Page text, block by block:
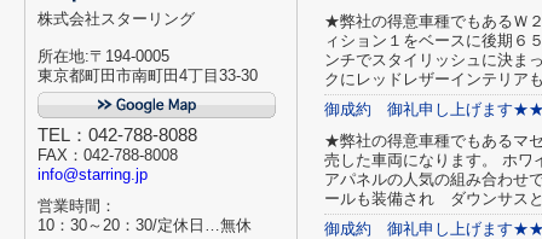
株式会社スターリング
所在地:〒194-0005
東京都町田市南町田4丁目33-30
TEL：042-788-8088
FAX：042-788-8008
info@starring.jp
営業時間：
10：30～20：30/定休日…無休
★弊社の得意車種でもある
ィション１をベースに後期６
ンチでスタイリッシュに決ま
クにレッドレザーインテリア
御成約 御礼申し上げます
★弊社の得意車種でもあるマ
売した車両になります。 ホワ
アパネルの人気の組み合わせ
ールも装備され ダウンサス
御成約 御礼申し上げます